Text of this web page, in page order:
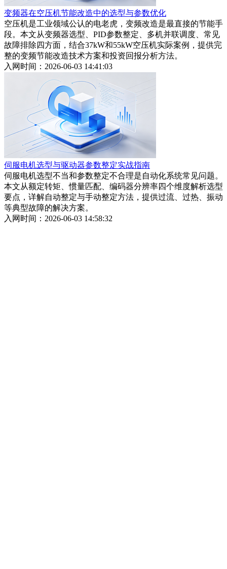
变频器在空压机节能改造中的选型与参数优化
空压机是工业领域公认的电老虎，变频改造是最直接的节能手
段。本文从变频器选型、PID参数整定、多机并联调度、常见
故障排除四方面，结合37kW和55kW空压机实际案例，提供完
整的变频节能改造技术方案和投资回报分析方法。
入网时间：2026-06-03 14:41:03
伺服电机选型与驱动器参数整定实战指南
伺服电机选型不当和参数整定不合理是自动化系统常见问题。
本文从额定转矩、惯量匹配、编码器分辨率四个维度解析选型
要点，详解自动整定与手动整定方法，提供过流、过热、振动
等典型故障的解决方案。
入网时间：2026-06-03 14:58:32